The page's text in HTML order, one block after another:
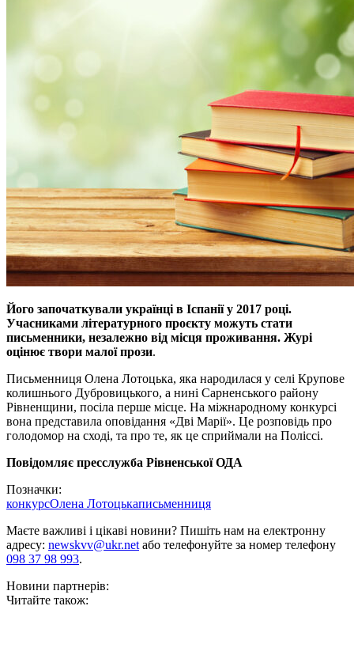
Його започаткували українці в Іспанії у 2017 році.
Учасниками літературного проєкту можуть стати
письменники, незалежно від місця проживання. Журі
оцінює твори малої прози.
Письменниця Олена Лотоцька, яка народилася у селі Крупове
колишнього Дубровицького, а нині Сарненського району
Рівненщини, посіла перше місце. На міжнародному конкурсі
вона представила оповідання «Дві Марії». Це розповідь про
голодомор на сході, та про те, як це сприймали на Поліссі.
Повідомляє пресслужба Рівненської ОДА
Позначки:
конкурсОлена Лотоцькаписьменниця
Маєте важливі і цікаві новини? Пишіть нам на електронну
адресу: newskvv@ukr.netабо телефонуйте за номер телефону
098 37 98 993.
Новини партнерів:
Читайте також: